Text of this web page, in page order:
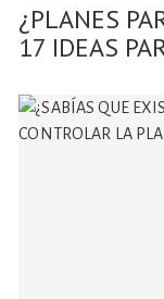
¿PLANES
17 IDEAS